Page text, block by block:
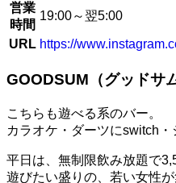
営業
時間
19:00～翌5:00
URL https://
GOODSUM（グッドサム
こちらも遊べる系のバー。
カラオケ・ダーツにswitch・
平日は、無制限飲み放題で
遊びたい盛りの、若い女性が